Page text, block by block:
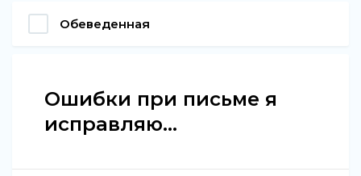
Обеведенная
Ошибки при письме я
исправляю...